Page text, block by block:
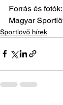
Forrás és
Magyar
Sportlövő hírek